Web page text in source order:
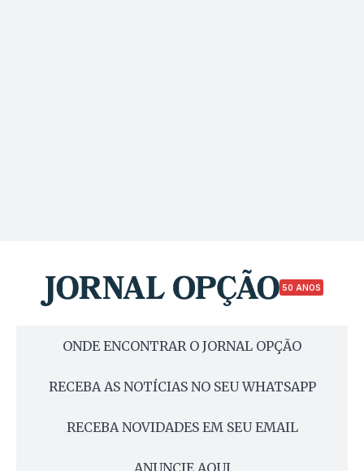
50 ANOS
ONDE ENCONTRAR O JORNAL OPÇÃO
RECEBA AS NOTÍCIAS NO SEU WHATSAPP
RECEBA NOVIDADES EM SEU EMAIL
ANUNCIE AQUI